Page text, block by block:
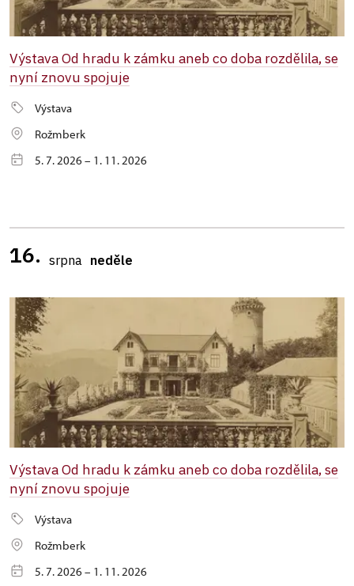
Výstava Od hradu k zámku aneb co doba rozdělila, se
nyní znovu spojuje
Výstava
Rožmberk
5. 7. 2026 – 1. 11. 2026
16. srpna neděle
Výstava Od hradu k zámku aneb co doba rozdělila, se
nyní znovu spojuje
Výstava
Rožmberk
5. 7. 2026 – 1. 11. 2026